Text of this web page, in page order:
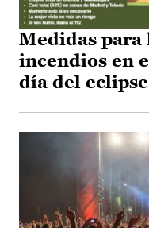
Medidas para
incendios en
día del eclipse